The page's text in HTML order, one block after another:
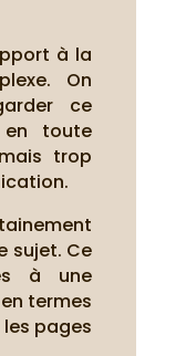
à la
On
ce
en toute
trop
sujet. Ce
à une
termes
les pages